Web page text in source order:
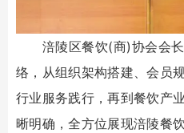
涪陵区餐饮(商)协会会长
络，从组织架构搭建、会员
行业服务践行，再到餐饮产
晰明确，全方位展现涪陵餐